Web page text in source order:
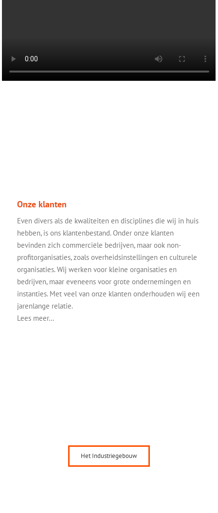
Onze klanten
Even divers als de kwaliteiten en disciplines die wij in huis
hebben, is ons klantenbestand. Onder onze klanten
bevinden zich commerciële bedrijven, maar ook non-
profitorganisaties, zoals overheidsinstellingen en culturele
organisaties. Wij werken voor kleine organisaties en
bedrijven, maar eveneens voor grote ondernemingen en
instanties. Met veel van onze klanten onderhouden wij een
jarenlange relatie.
Lees meer…
Het Industriegebouw